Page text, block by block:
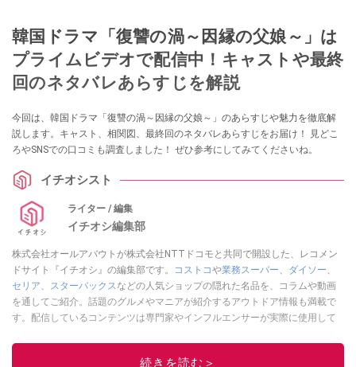
韓国ドラマ「復讐の渦～因縁の父娘～」は
プライムビデオで配信中！キャストや最終
回のネタバレあらすじを解説
今回は、韓国ドラマ「復讐の渦～因縁の父娘～」のあらすじや魅力を徹底解
説します。キャスト、相関図、最終回のネタバレあらすじをお届け！ 見どこ
ろやSNSでの口コミも調査しました！ ぜひ参考にしてみてくださいね。
イチオシスト
ライター / 編集
イチオシ編集部
株式会社オールアバウトが株式会社NTTドコモと共同で開設した、レコメン
ドサイト『イチオシ』の編集部です。
コストコや業務スーパー、 ダイソー、
セリア、 スターバックスなどの人気ショップの隠れた名品を、コラムや動画
を通してご紹介。話題のグルメやマニアが紹介するアウトドア情報も満載で
す。配信しているコンテンツは専門家やインフルエンサーが実際に使用して
ニュースでフォロー
続きを読む＞